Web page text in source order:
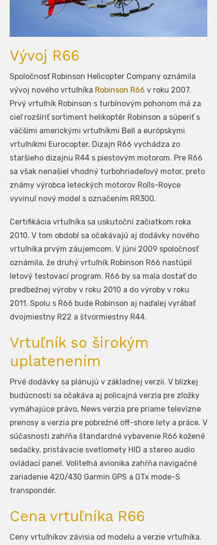
Vývoj R66
Spoločnosť Robinson Helicopter Company oznámila
vývoj nového vrtuľníka Robinson R66 v roku 2007.
Prvý vrtuľník Robinson s turbínovým pohonom má za
cieľ rozšíriť sortiment helikoptér Robinson a súperiť s
väčšími americkými vrtuľníkmi Bell a európskymi
vrtuľníkmi Eurocopter. Dizajn R66 vychádza zo
staršieho dizajnu R44 s piestovým motorom. Pre R66
sa však nenašiel vhodný turbohriadeľový motor, preto
známy výrobca leteckých motorov Rolls-Royce
vyvinul nový model s označením RR300.
Certifikácia vrtuľníka sa uskutoční začiatkom roka
2010. V tom období sa očakávajú aj dodávky nového
vrtuľníka prvým záujemcom. V júni 2009 spoločnosť
oznámila, že druhý vrtuľník Robinson R66 nastúpil
letový testovací program. R66 by sa mala dostať do
predbežnej výroby v roku 2010 a do výroby v roku
2011. Spolu s R66 bude Robinson aj naďalej vyrábať
dvojmiestny R22 a štvormiestny R44.
Vrtuľník so širokým
uplatenením
Prvé dodávky sa plánujú v základnej verzii. V blízkej
budúcnosti sa očakáva aj policajná verzia pre zložky
vymáhajúce právo, News verzia pre priame televízne
prenosy a verzia pre pobrežné off-shore lety a práce. V
súčasnosti zahŕňa štandardné vybavenie R66 kožené
sedačky, pristávacie svetlomety HID a stereo audio
ovládací panel. Voliteľná avionika zahŕňa navigačné
zariadenie 420/430 Garmin GPS a GTx mode-S
transpondér.
Cena vrtuľníka R66
Ceny vrtuľníkov závisia od modelu a verzie vrtuľníka.